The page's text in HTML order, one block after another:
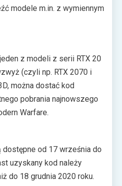
modele m.in. z wymiennym
z modeli z serii RTX 20
(czyli np. RTX 2070 i
można dostać kod
pobrania najnowszego
Warfare.
od 17 września do
uzyskany kod należy
do 18 grudnia 2020 roku.